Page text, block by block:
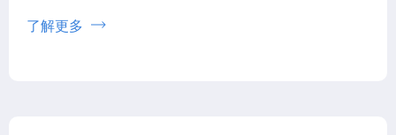
了解更多